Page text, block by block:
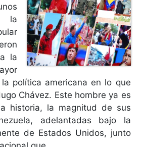
la
la
política americana en lo que
Chávez. Este hombre ya es
historia, la magnitud de sus
adelantadas bajo la
de Estados Unidos, junto